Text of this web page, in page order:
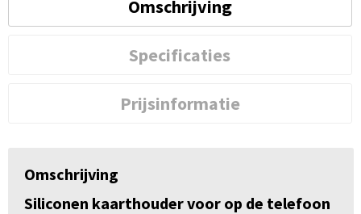
Omschrijving
Specificaties
Prijsinformatie
Omschrijving
Siliconen kaarthouder voor op de telefoon